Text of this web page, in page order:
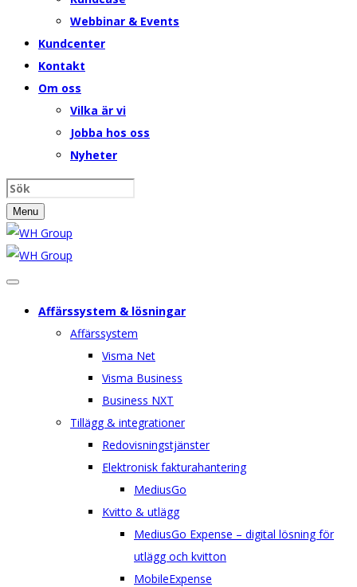
Webbinar & Events
Kundcenter
Kontakt
Om oss
Vilka är vi
Jobba hos oss
Nyheter
Menu
Affärssystem & lösningar
Affärssystem
Visma Net
Visma Business
Business NXT
Tillägg & integrationer
Redovisningstjänster
Elektronisk fakturahantering
MediusGo
Kvitto & utlägg
MediusGo Expense – digital lösning för
utlägg och kvitton
MobileExpense